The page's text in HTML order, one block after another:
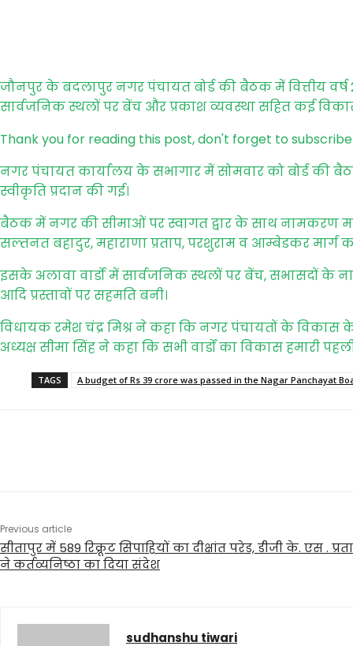
जौनपुर के बदलापुर नगर पंचायत बोर्ड की बैठक में वित्तीय
सार्वजनिक स्थलों पर बेंच और प्रकाश व्यवस्था सहित कई
Thank you for reading this post, don't forget to
नगर पंचायत कार्यालय के सभागार में सोमवार को बोर्ड की
स्वीकृति प्रदान की गई।
बैठक में नगर की सीमाओं पर स्वागत द्वार के साथ नामकरण
सल्तनत बहादुर, महाराणा प्रताप, परशुराम व आम्बेडकर मार्ग
इसके अलावा वार्डो में सार्वजनिक स्थलों पर बेंच, सभासदों के
आदि प्रस्तावों पर सहमति बनी।
विधायक रमेश चंद्र मिश्र ने कहा कि नगर पंचायतों के विकास
अध्यक्ष सीमा सिंह ने कहा कि सभी वार्डों का विकास हमारी
TAGS A budget of Rs 39 crore was passed in the Nagar Panchayat
Previous article
सीतापुर में 589 रिक्रूट सिपाहियों का दीक्षांत परेड, डीजी के. एस .
ने कर्तव्यनिष्ठा का दिया संदेश
sudhanshu tiwari